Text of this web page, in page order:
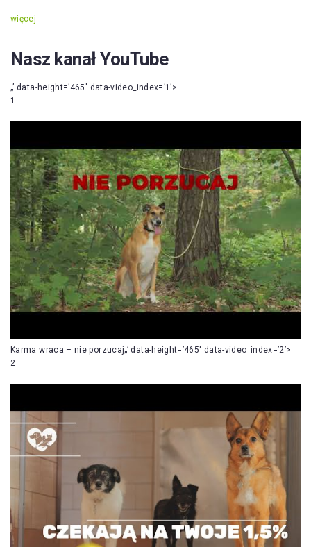
więcej
Nasz kanał YouTube
„’ data-height=’465′ data-video_index=’1’>
1
Karma wraca – nie porzucaj„’ data-height=’465′ data-video_index=’2’>
2